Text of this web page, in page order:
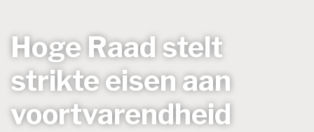
Hoge Raad stelt
strikte eisen aan
voortvarendheid